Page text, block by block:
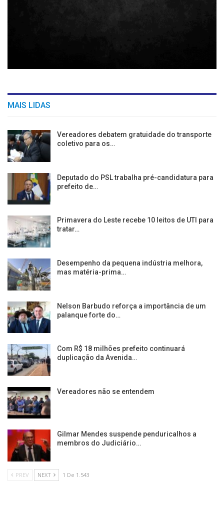
MAIS LIDAS
Vereadores debatem gratuidade do transporte
coletivo para os…
Deputado do PSL trabalha pré-candidatura para
prefeito de…
Primavera do Leste recebe 10 leitos de UTI para
tratar…
Desempenho da pequena indústria melhora,
mas matéria-prima…
Nelson Barbudo reforça a importância de um
palanque forte do…
Com R$ 18 milhões prefeito continuará
duplicação da Avenida…
Vereadores não se entendem
Gilmar Mendes suspende penduricalhos a
membros do Judiciário…
PREV NEXT 1 De 1.543